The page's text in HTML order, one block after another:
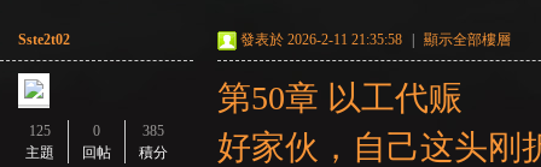
Sste2t02
125
主題
0
回帖
385
積分
發表於 2026-2-11 21:35:58 顯示全部樓層
第50章 以工代赈
好家伙，自己这头刚